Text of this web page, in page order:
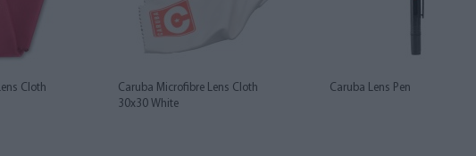
Cloth
Caruba Microfibre Lens Cloth
30x30 White
Caruba Lens Pen